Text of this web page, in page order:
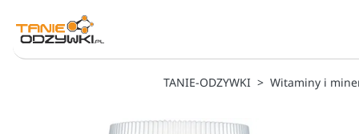
TANIE-ODZYWKI Witaminy i